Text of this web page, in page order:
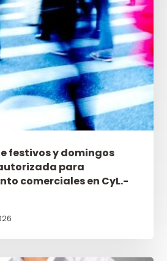
festivos y domingos
para
comerciales en CyL.-